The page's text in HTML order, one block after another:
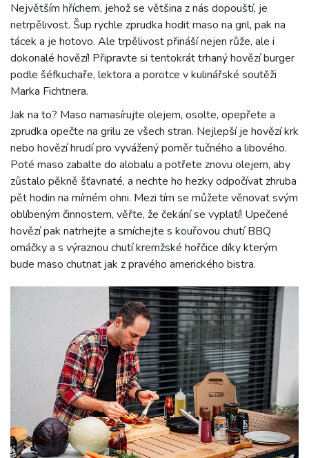
Největším hříchem, jehož se většina z nás dopouští, je
netrpělivost. Šup rychle zprudka hodit maso na gril, pak na
tácek a je hotovo. Ale trpělivost přináší nejen růže, ale i
dokonalé hovězí! Připravte si tentokrát trhaný hovězí burger
podle šéfkuchaře, lektora a porotce v kulinářské soutěži
Marka Fichtnera.
Jak na to? Maso namasírujte olejem, osolte, opepřete a
zprudka opečte na grilu ze všech stran. Nejlepší je hovězí krk
nebo hovězí hrudí pro vyvážený poměr tučného a libového.
Poté maso zabalte do alobalu a potřete znovu olejem, aby
zůstalo pěkně šťavnaté, a nechte ho hezky odpočívat zhruba
pět hodin na mírném ohni. Mezi tím se můžete věnovat svým
oblíbeným činnostem, věřte, že čekání se vyplatí! Upečené
hovězí pak natrhejte a smíchejte s kouřovou chutí BBQ
omáčky a s výraznou chutí kremžské hořčice díky kterým
bude maso chutnat jak z pravého amerického bistra.